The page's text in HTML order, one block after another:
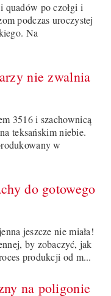
quadów po czołgi i
podczas uroczystej
Na
nie zwalnia
3516 i szachownicą
teksańskim niebie.
w
do gotowego
jeszcze nie miała!
by zobaczyć, jak
produkcji od m...
na poligonie